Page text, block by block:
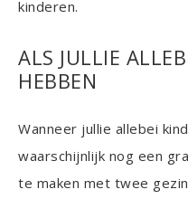
kinderen.
ALS JULLIE
HEBBEN
Wanneer jullie allebei
waarschijnlijk nog een
te maken met twee